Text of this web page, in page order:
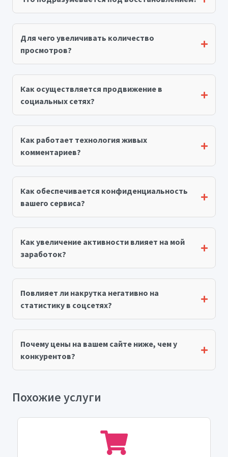
Для чего увеличивать количество
просмотров?
Как осуществляется продвижение в
социальных сетях?
Как работает технология живых
комментариев?
Как обеспечивается конфиденциальность
вашего сервиса?
Как увеличение активности влияет на мой
заработок?
Повлияет ли накрутка негативно на
статистику в соцсетях?
Почему цены на вашем сайте ниже, чем у
конкурентов?
Похожие услуги